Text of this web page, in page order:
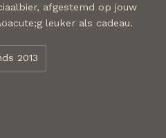
afgestemd op jouw
leuker als cadeau.
2013